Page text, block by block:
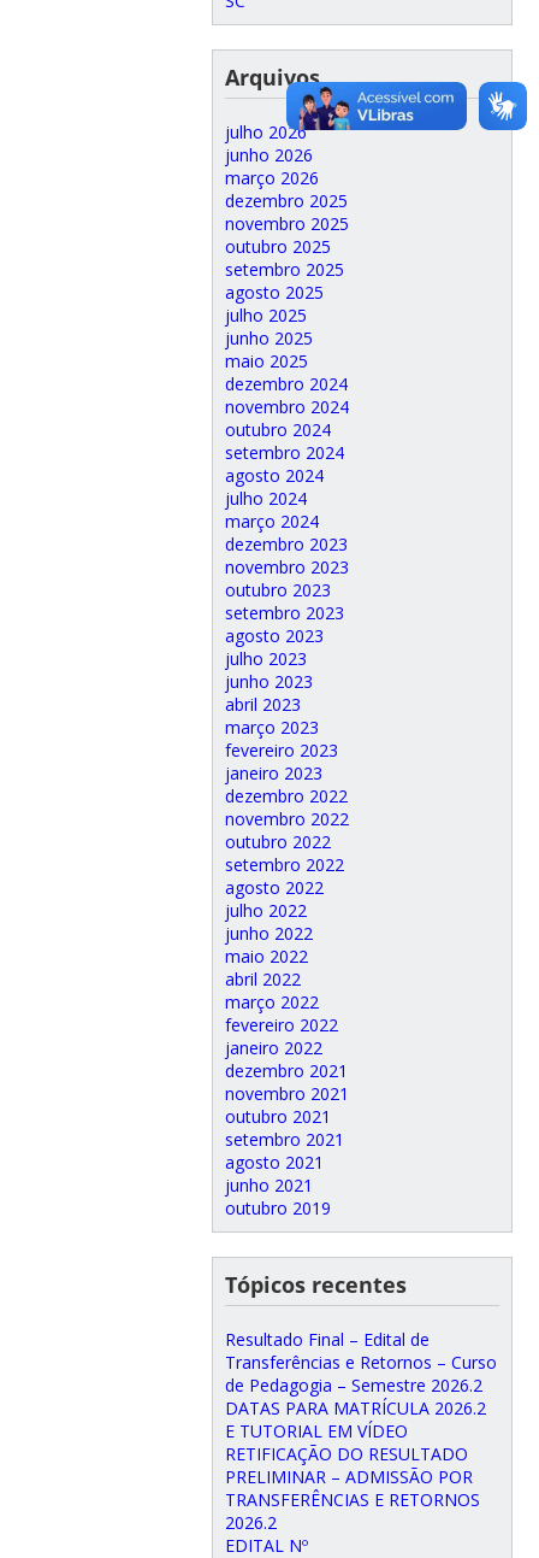
Arquivos
julho 2026
junho 2026
março 2026
dezembro 2025
novembro 2025
outubro 2025
setembro 2025
agosto 2025
julho 2025
junho 2025
maio 2025
dezembro 2024
novembro 2024
outubro 2024
setembro 2024
agosto 2024
julho 2024
março 2024
dezembro 2023
novembro 2023
outubro 2023
setembro 2023
agosto 2023
julho 2023
junho 2023
abril 2023
março 2023
fevereiro 2023
janeiro 2023
dezembro 2022
novembro 2022
outubro 2022
setembro 2022
agosto 2022
julho 2022
junho 2022
maio 2022
abril 2022
março 2022
fevereiro 2022
janeiro 2022
dezembro 2021
novembro 2021
outubro 2021
setembro 2021
agosto 2021
junho 2021
outubro 2019
Tópicos recentes
Resultado Final – Edital de
Transferências e Retornos – Curso
de Pedagogia – Semestre 2026.2
DATAS PARA MATRÍCULA 2026.2
E TUTORIAL EM VÍDEO
RETIFICAÇÃO DO RESULTADO
PRELIMINAR – ADMISSÃO POR
TRANSFERÊNCIAS E RETORNOS
2026.2
EDITAL Nº